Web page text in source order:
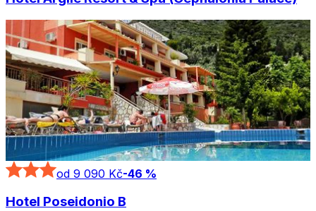
od 9 090 Kč-46 %
Hotel Poseidonio B